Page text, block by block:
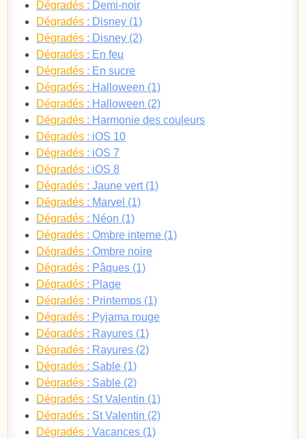
Dégradés : Demi-noir
Dégradés : Disney (1)
Dégradés : Disney (2)
Dégradés : En feu
Dégradés : En sucre
Dégradés : Halloween (1)
Dégradés : Halloween (2)
Dégradés : Harmonie des couleurs
Dégradés : iOS 10
Dégradés : iOS 7
Dégradés : iOS 8
Dégradés : Jaune vert (1)
Dégradés : Marvel (1)
Dégradés : Néon (1)
Dégradés : Ombre interne (1)
Dégradés : Ombre noire
Dégradés : Pâques (1)
Dégradés : Plage
Dégradés : Printemps (1)
Dégradés : Pyjama rouge
Dégradés : Rayures (1)
Dégradés : Rayures (2)
Dégradés : Sable (1)
Dégradés : Sable (2)
Dégradés : St Valentin (1)
Dégradés : St Valentin (2)
Dégradés : Vacances (1)